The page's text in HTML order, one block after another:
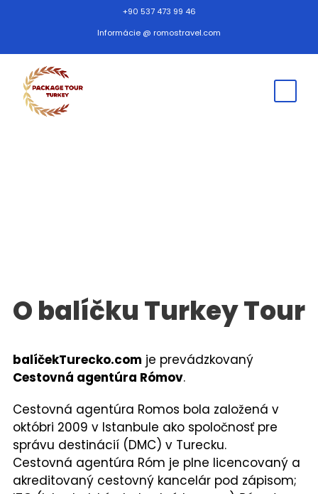
+90 537 473 99 46
Informácie @ romostravel.com
O balíčku Turkey Tour
balíčekTurecko.com je prevádzkovaný
Cestovná agentúra Rómov.
Cestovná agentúra Romos bola založená v
októbri 2009 v Istanbule ako spoločnosť pre
správu destinácií (DMC) v Turecku.
Cestovná agentúra Róm je plne licencovaný a
akreditovaný cestovný kancelár pod zápisom;